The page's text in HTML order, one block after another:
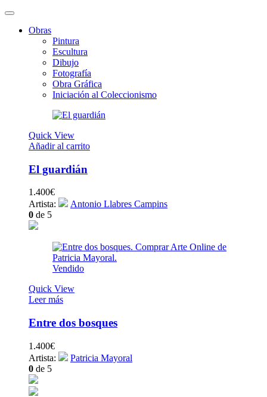
Obras
Pintura
Escultura
Dibujo
Fotografía
Obra Gráfica
Iniciación al Coleccionismo
Quick View
Añadir al carrito
El guardián
1.400€
Artista:
Antonio Llabres Campins
0 de 5
Vendido
Quick View
Leer más
Entre dos bosques
1.400€
Artista:
Patricia Mayoral
0 de 5